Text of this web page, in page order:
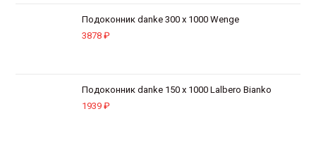
Подоконник danke 300 х 1000 Wenge
3878₽
Подоконник danke 150 х 1000 Lalbero Bianko
1939₽